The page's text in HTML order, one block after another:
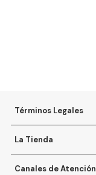
Términos Legales
La Tienda
Canales de Atención